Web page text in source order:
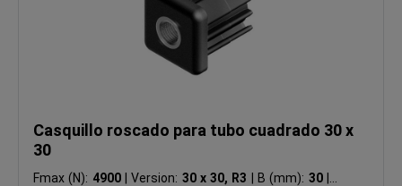
Casquillo roscado para tubo cuadrado 30 x
30
Fmax (N): 4900 Version: 30 x 30, R3 B (mm): 30